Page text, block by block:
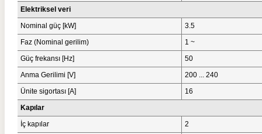
Elektriksel veri
Nominal güç [kW]
3.5
Faz (Nominal gerilim)
1 ~
Güç frekansı [Hz]
50
Anma Gerilimi [V]
200 ... 240
Ünite sigortası [A]
16
Kapılar
İç kapılar
2